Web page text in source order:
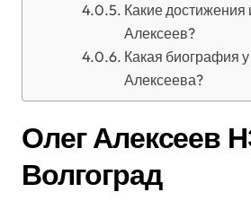
Какие достижения
Алексеев?
Какая биография
Алексеева?
Олег Алексеев
Волгоград